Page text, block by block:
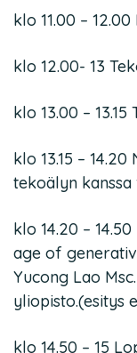
klo 11.00 –
klo 12.00- 13
klo 13.00 – 13.15
klo 13.15 –
tekoälyn kanssa
klo 14.20 –
age of
Yucong Lao
yliopisto.(esitys
klo 14.50 – 15